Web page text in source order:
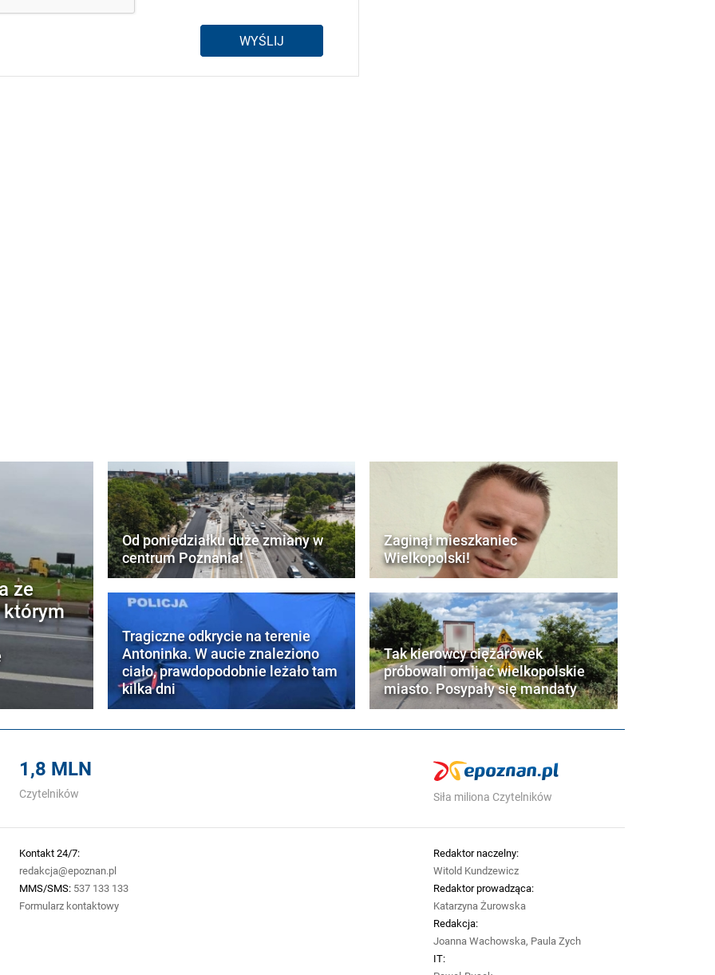
WYŚLIJ
ze
którym
Od poniedziałku duże zmiany w
centrum Poznania!
Tragiczne odkrycie na terenie
Antoninka. W aucie znaleziono
ciało, prawdopodobnie leżało tam
kilka dni
Zaginął mieszkaniec
Wielkopolski!
Tak kierowcy ciężarówek
próbowali omijać wielkopolskie
miasto. Posypały się mandaty
1,8 MLN
Czytelników Siła miliona Czytelników
Kontakt 24/7:
redakcja@epoznan.pl
MMS/SMS: 537 133 133
Formularz kontaktowy
Redaktor naczelny:
Witold Kundzewicz
Redaktor prowadząca:
Katarzyna Żurowska
Redakcja:
Joanna Wachowska, Paula Zych
IT: